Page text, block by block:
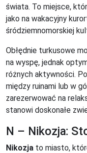
świata. To miejsce,
jako na wakacyjny
śródziemnomorskiej
Obłędnie turkusowe
na wyspę, jednak
różnych aktywności.
między ruinami lub w
zarezerwować na
stanowi doskonałe
N – Nikozja:
Nikozja to miasto,